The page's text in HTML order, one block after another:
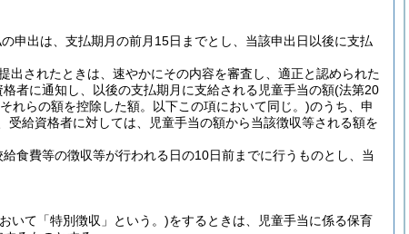
申出は、支払期月の前月15日までとし、当該申出日以後に支払
出されたときは、速やかにその内容を審査し、適正と認められた
格者に通知し、以後の支払期月に支給される児童手当の額(法第20
れらの額を控除した額。以下この項において同じ。)のうち、申
給資格者に対しては、児童手当の額から当該徴収等される額を
食費等の徴収等が行われる日の10日前までに行うものとし、当
いて「特別徴収」という。)をするときは、児童手当に係る保育